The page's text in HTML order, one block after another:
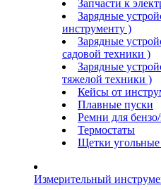
Запчасти к
Зарядные
инструменту )
Зарядные
садовой техники )
Зарядные
тяжелой техники )
Кейсы от
Плавные пуски
Ремни для
Термостаты
Щетки угольные
Измерительный